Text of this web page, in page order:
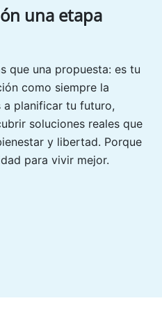
una etapa
que una propuesta: es tu
como siempre la
a planificar tu futuro,
soluciones reales que
y libertad. Porque
para vivir mejor.